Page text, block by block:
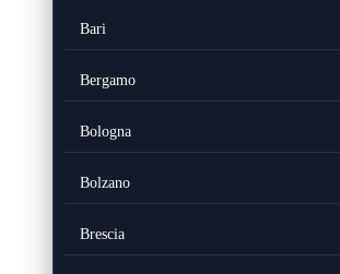
Bari
Bergamo
Bologna
Bolzano
Brescia